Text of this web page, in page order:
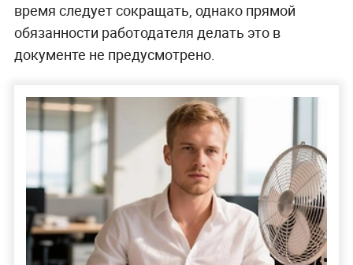
время следует сокращать, однако прямой
обязанности работодателя делать это в
документе не предусмотрено.